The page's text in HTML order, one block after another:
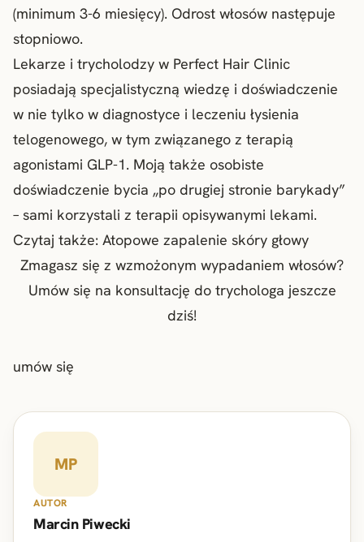
(minimum 3-6 miesięcy). Odrost włosów następuje
stopniowo.
Lekarze i trycholodzy w Perfect Hair Clinic
posiadają specjalistyczną wiedzę i doświadczenie
w nie tylko w diagnostyce i leczeniu łysienia
telogenowego, w tym związanego z terapią
agonistami GLP-1. Moją także osobiste
doświadczenie bycia „po drugiej stronie barykady”
– sami korzystali z terapii opisywanymi lekami.
Czytaj także: Atopowe zapalenie skóry głowy
Zmagasz się z wzmożonym wypadaniem włosów?
Umów się na konsultację do trychologa jeszcze
dziś!
umów się
MP
AUTOR
Marcin Piwecki